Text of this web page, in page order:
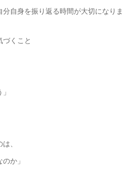
自身を振り返る時間が大切になりま
くこと
、
か」